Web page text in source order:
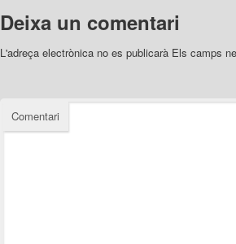
Deixa un comentari
L'adreça electrònica no es publicaràEls camps
Comentari